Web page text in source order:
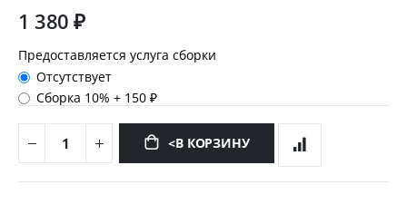
1 380 ₽
Предоставляется услуга сборки
Отсутствует
Сборка 10%+ 150 ₽
<В КОРЗИНУ